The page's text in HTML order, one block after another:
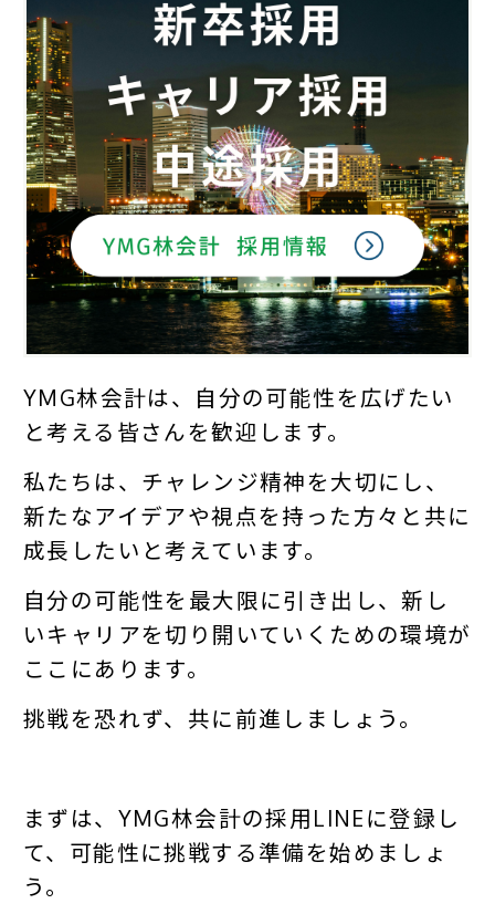
YMG林会計は、自分の可能性を広げたい
と考える皆さんを歓迎します。
私たちは、チャレンジ精神を大切にし、
新たなアイデアや視点を持った方々と共に
成長したいと考えています。
自分の可能性を最大限に引き出し、新し
いキャリアを切り開いていくための環境が
ここにあります。
挑戦を恐れず、共に前進しましょう。
まずは、YMG林会計の採用LINEに登録し
て、可能性に挑戦する準備を始めましょ
う。